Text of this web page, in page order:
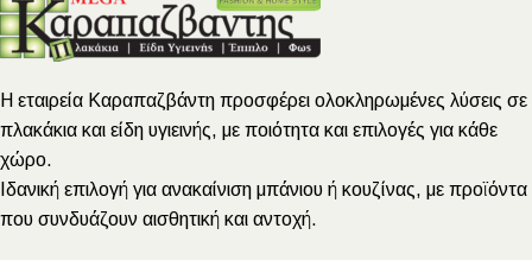
Η εταιρεία Καραπαζβάντη προσφέρει ολοκληρωμένες λύσεις σε
πλακάκια και είδη υγιεινής, με ποιότητα και επιλογές για κάθε
χώρο.
Ιδανική επιλογή για ανακαίνιση μπάνιου ή κουζίνας, με προϊόντα
που συνδυάζουν αισθητική και αντοχή.